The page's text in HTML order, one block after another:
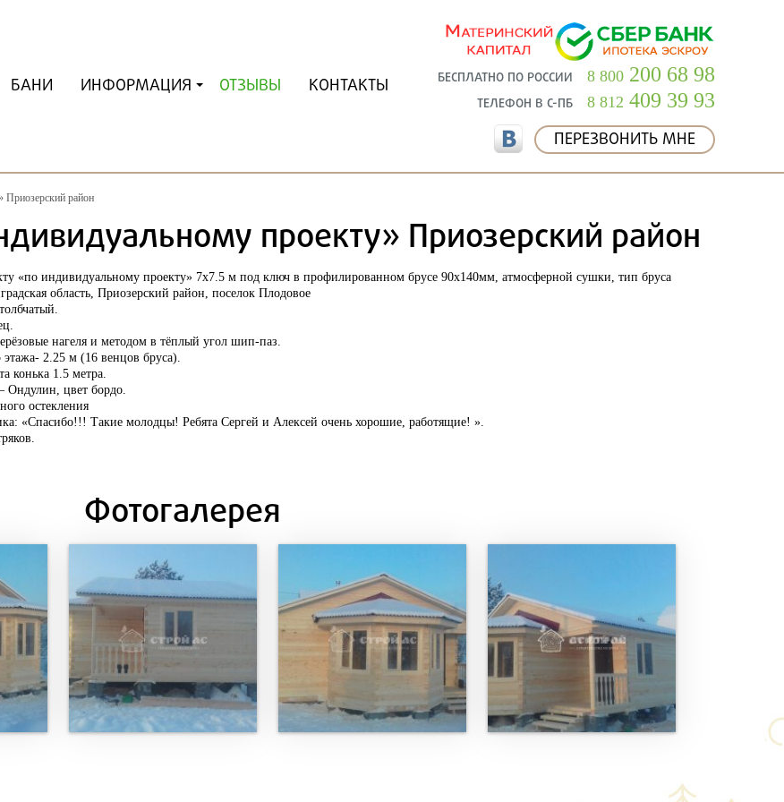
БЕСПЛАТНО ПО РОССИИ 8 800 200 68 98
ТЕЛЕФОН В С-ПБ 8 812 409 39 93
ПЕРЕЗВОНИТЬ МНЕ
БАНИ ИНФОРМАЦИЯ ОТЗЫВЫ КОНТАКТЫ
Приозерский район
проекту» Приозерский район
«по индивидуальному проекту» 7х7.5 м под ключ в профилированном брусе 90х140мм, атмосферной сушки, тип бруса
область, Приозерский район, поселок Плодовое
нагеля и методом в тёплый угол шип-паз.
этажа- 2.25 м (16 венцов бруса).
конька 1.5 метра.
Ондулин, цвет бордо.
остекления
«Спасибо!!! Такие молодцы! Ребята Сергей и Алексей очень хорошие, работящие! ».
Фотогалерея